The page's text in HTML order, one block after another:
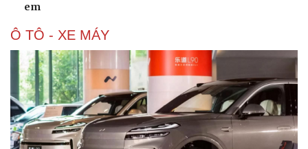
em
Ô TÔ - XE MÁY